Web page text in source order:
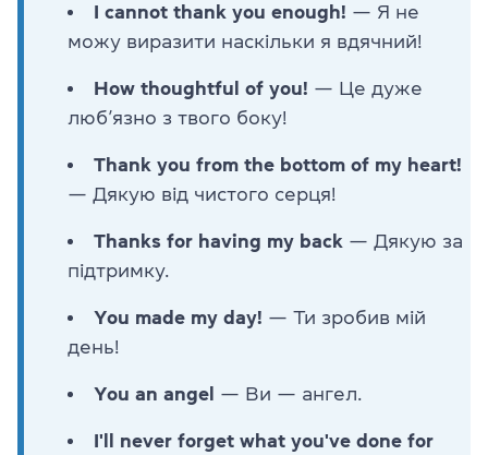
I cannot thank you enough! — Я не
можу виразити наскільки я вдячний!
How thoughtful of you! — Це дуже
люб’язно з твого боку!
Thank you from the bottom of my heart!
— Дякую від чистого серця!
Thanks for having my back — Дякую за
підтримку.
You made my day! — Ти зробив мій
день!
You an angel — Ви — ангел.
I'll never forget what you've done for